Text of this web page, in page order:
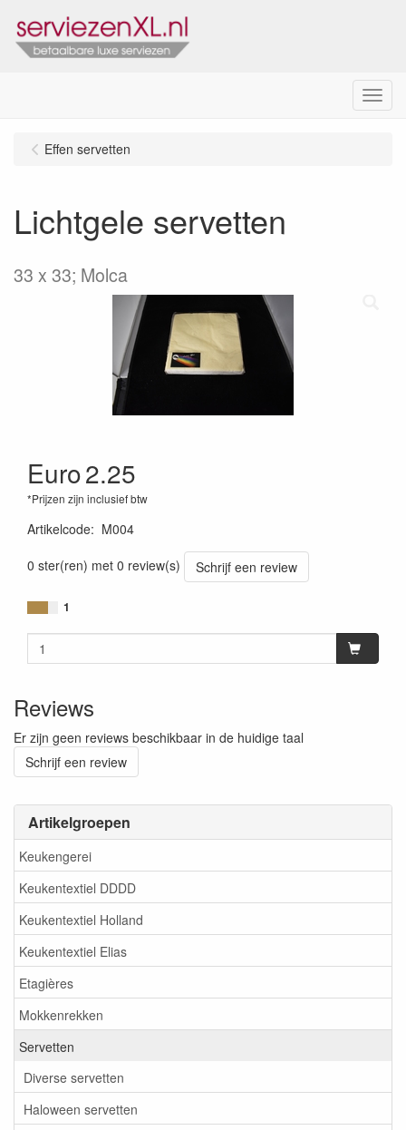
Menu
Artikelgroepen
Keukengerei
Keukentextiel DDDD
Keukentextiel Holland
Keukentextiel Elias
Etagières
Mokkenrekken
Servetten
Diverse servetten
Haloween servetten
Effen servetten
Lichtgele servetten
33 x 33; Molca
Euro2.25
*Prijzen zijn inclusief btw
Artikelcode: M004
0 ster(ren) met 0 review(s)
Schrijf een review
1
Reviews
Er zijn geen reviews beschikbaar in de huidige taal
Schrijf een review